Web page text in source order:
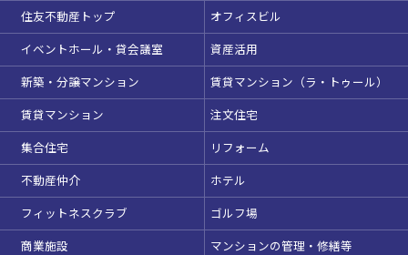
住友不動産トップ
オフィスビル
イベントホール・貸会議室
資産活用
新築・分譲マンション
賃貸マンション（ラ・トゥール）
賃貸マンション
注文住宅
集合住宅
リフォーム
不動産仲介
ホテル
フィットネスクラブ
ゴルフ場
商業施設
マンションの管理・修繕等
受付時間 9:00～18:00（土日祝日・年末年始を除く）
WEBからのお問合せ
お問合せフォーム
ベルサール六本木
ベルサール芝公園
ベルサール御成門タワー
ベルサール汐留
ベルサール東京汐留コンファレンスセンター
ベルサール三田ガーデン
有明・羽田エリア
東京ガーデンシアター
ベルサール有明コンファレンスセンター
日時
日付／開始・終了時間から選ぶ
時間単位で選ぶ